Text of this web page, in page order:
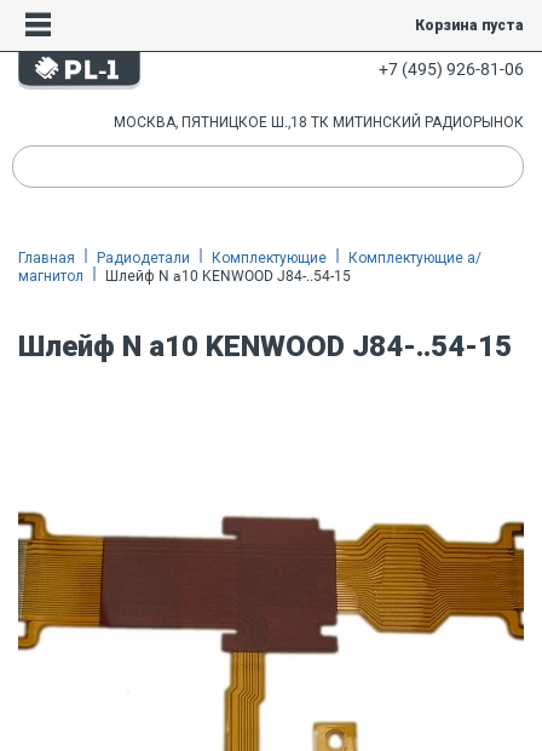
Корзина пуста
+7 (495) 926-81-06
МОСКВА, ПЯТНИЦКОЕ Ш.,18 ТК МИТИНСКИЙ РАДИОРЫНОК
Главная Радиодетали Комплектующие
Комплектующие а/
магнитол
Шлейф N a10 KENWOOD J84-..54-15
Шлейф N a10 KENWOOD J84-..54-15